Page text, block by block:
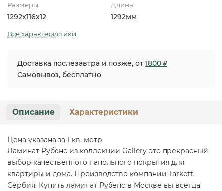
Размеры
1292x116x12
Длина
1292мм
Все характеристики
Доставка послезавтра и позже, от 1800 ₽
Самовывоз, бесплатно
Описание Характеристики
Цена указана за 1 кв. метр.
Ламинат Рубенс из коллекции Gallery это прекрасный
выбор качественного напольного покрытия для
квартиры и дома. Производство компании Tarkett,
Сербия. Купить ламинат Рубенс в Москве вы всегда